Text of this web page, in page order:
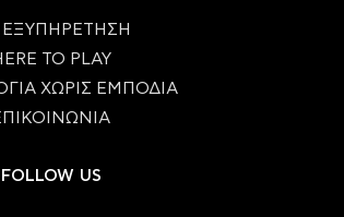
ΕΞΥΠΗΡΕΤΗΣΗ
TO PLAY
ΧΩΡΙΣ ΕΜΠΟΔΙΑ
FOLLOW US